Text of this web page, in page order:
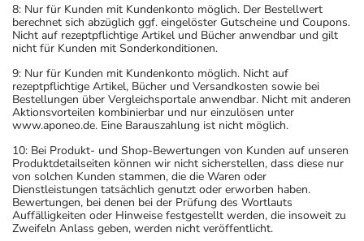
- Vorsicht bei Allergie gegen Statine wie Pravastatin!
- Vorsicht bei Allergie gegen Phenole und ähnliche
Stoffe!
- Vorsicht bei Allergie gegen Zitronensäure und ähnliche
Stoffe!
- Vorsicht bei Allergie gegen Bindemittel (z.B.
Carboxymethylcellulose mit der E-Nummer E 466)!
- Vorsicht bei Allergie gegen Propylenglykol und ähnliche
Stoffe!
- Vorsicht bei einer Unverträglichkeit gegenüber Lactose.
Wenn Sie eine Diabetes-Diät einhalten müssen, sollten
Sie den Zuckergehalt berücksichtigen.
8: Nur für Kunden mit Kundenkonto möglich. Der Bestellwert
berechnet sich abzüglich ggf. eingelöster Gutscheine und Coupons.
Nicht auf rezeptpflichtige Artikel und Bücher anwendbar und gilt
nicht für Kunden mit Sonderkonditionen.
9: Nur für Kunden mit Kundenkonto möglich. Nicht auf
rezeptpflichtige Artikel, Bücher und Versandkosten sowie bei
Bestellungen über Vergleichsportale anwendbar. Nicht mit anderen
Aktionsvorteilen kombinierbar und nur einzulösen unter
www.aponeo.de. Eine Barauszahlung ist nicht möglich.
10: Bei Produkt- und Shop-Bewertungen von Kunden auf unseren
Produktdetailseiten können wir nicht sicherstellen, dass diese nur
von solchen Kunden stammen, die die Waren oder
Dienstleistungen tatsächlich genutzt oder erworben haben.
Bewertungen, bei denen bei der Prüfung des Wortlauts
Auffälligkeiten oder Hinweise festgestellt werden, die insoweit zu
Zweifeln Anlass geben, werden nicht veröffentlicht.